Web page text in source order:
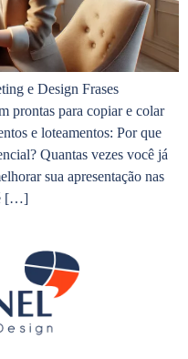
e Design Frases
prontas para copiar e colar
e loteamentos: Por que
Quantas vezes você já
sua apresentação nas
[…]